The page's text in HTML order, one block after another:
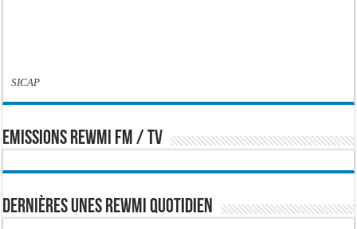
SICAP
EMISSIONS REWMI FM / TV
Dernières Unes Rewmi Quotidien